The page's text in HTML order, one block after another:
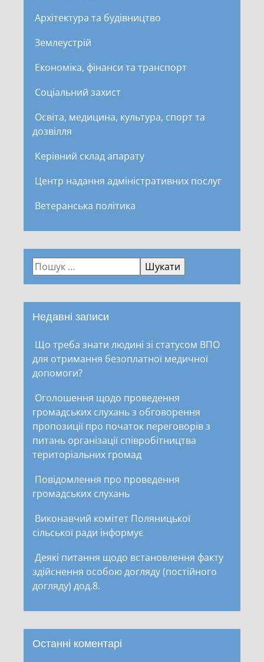
Архітектура та будівництво
Землеустрій
Економіка, фінанси та транспорт
Соціальний захист
Освіта, медицина, культура, спорт та
дозвілля
Керівний склад апарату
Центр надання адміністративних послуг
Ветеранська політика
Недавні записи
Що треба знати людині зі статусом ВПО
для отримання безоплатної медичної
допомоги?
Оголошення щодо проведення
громадських слухань з обговорення
пропозиції про початок переговорів з
питань організації співробітництва
територіальних громад
Повідомлення про проведення
громадських слухань
Виконавчий комітет Поляницької
сільської ради інформує
Деякі питання щодо встановлення факту
здійснення особою догляду (постійного
догляду) дод.8.
Останні коментарі